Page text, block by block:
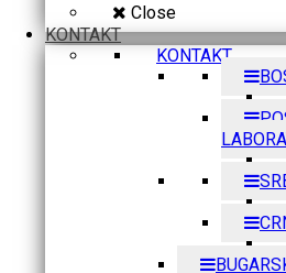
Close
KONTAKT
KONTAKT